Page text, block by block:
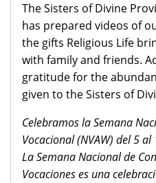
The Sisters of Divine
has prepared videos of
the gifts Religious Life
with family and friends.
gratitude for the
given to the Sisters of
Celebramos la Semana
Vocacional (NVAW) del 5
La Semana Nacional de
Vocaciones es una